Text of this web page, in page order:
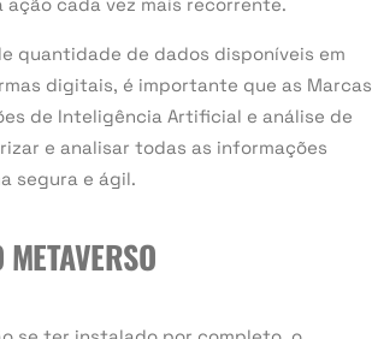
quantidade de dados disponíveis em
digitais, é importante que as Marcas
de Inteligência Artificial e análise de
e analisar todas as informações
segura e ágil.